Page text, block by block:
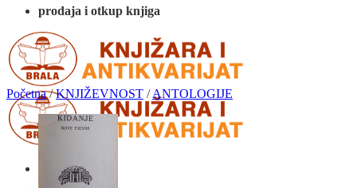
prodaja i otkup knjiga
Početna / KNJIŽEVNOST / ANTOLOGIJE